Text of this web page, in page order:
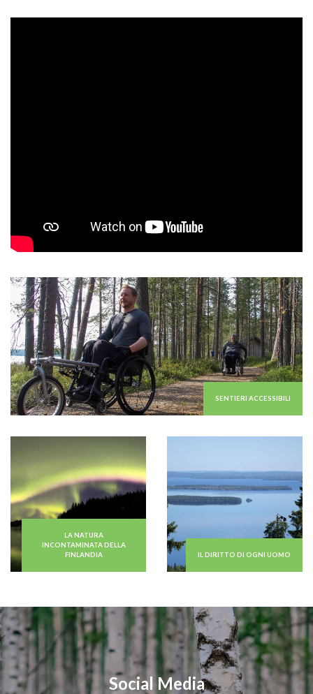
SENTIERI ACCESSIBILI
LA NATURA
INCONTAMINATA DELLA
FINLANDIA
IL DIRITTO DI OGNI UOMO
Social Media